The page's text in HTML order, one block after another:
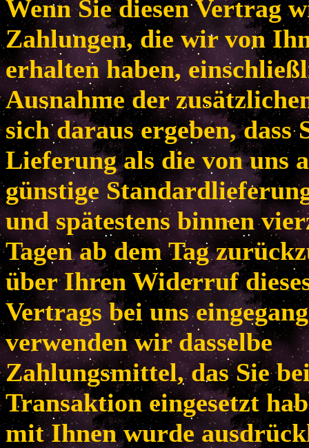
Wenn Sie diesen Vertrag
Zahlungen, die wir von
erhalten haben,
Ausnahme der
sich daraus ergeben, dass
Lieferung als die von uns
günstige
und spätestens binnen
Tagen ab dem Tag
über Ihren Widerruf
Vertrags bei uns
verwenden wir dasselbe
Zahlungsmittel, das Sie
Transaktion eingesetzt
mit Ihnen wurde